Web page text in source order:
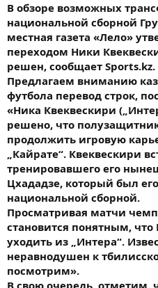
В обзоре возможных
национальной сборной
местная газета «Лело»
переходом Ники
решен, сообщает Sports.kz.
Предлагаем вниманию
футбола перевод строк,
«Ника Квеквескири
решено, что
продолжить игровую
„Кайрате“. Квеквескири
тренировавшего его
Цхададзе, который был
национальной сборной.
Просматривая матчи
становится понятным,
уходить из „Интера“.
неравнодушен к
посмотрим».